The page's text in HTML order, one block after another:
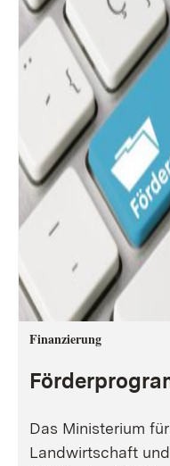
Finanzierung
Das Ministerium
Landwirtschaft